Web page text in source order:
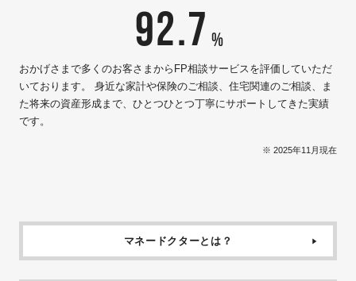
おかげさまで多くのお客さまからFP相談サービスを評価していただ
いております。 身近な家計や保険のご相談、住宅関連のご相談、ま
た将来の資産形成まで、ひとつひとつ丁寧にサポートしてきた実績
です。
※ 2025年11月現在
92.7 %
マネードクターとは？